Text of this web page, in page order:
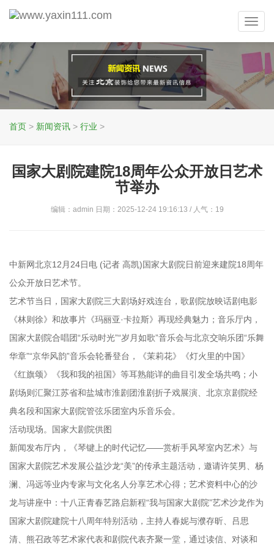
首页 > 新闻资讯 > 行业 >
国家大剧院建院18周年公众开放日艺术
节举办
编辑：admin 日期：2025-12-24 19:16:13 / 人气： 19
中新网北京12月24日电 (记者 高凯)国家大剧院日前迎来建院18周年
公众开放日艺术节。
艺术节当日，国家大剧院三大剧场好戏连台，歌剧院放映话剧电影
《林则徐》和故事片《玛丽亚·卡拉斯》再现经典魅力；音乐厅内，
国家大剧院合唱团“乐动时光”“岁月如歌”音乐会与北京交响乐团“乐舞
华章”“京华风韵”音乐会轮番登台，《茉莉花》《灯火里的中国》
《红旗颂》《我和我的祖国》等耳熟能详的曲目引发全场共鸣；小
剧场则汇聚江苏省和盐城市淮剧团淮剧折子戏展演、北京京剧院经
典名段和国家大剧院管弦乐团室内乐音乐会。
活动现场。国家大剧院供图
新闻发布厅内，《琴键上的时代记忆——赏析手风琴室内艺术》与
国家大剧院艺术发展公益沙龙“美”的传承主题活动，邀请许笑男、杨
澜、冯远等业内专家与文化名人分享艺术心得；艺术资料中心的沙
龙与讲座中：十八正青春艺路启新程“我与国家大剧院”艺术沙龙作为
国家大剧院建院十八周年特别活动，主持人春妮与濮存昕、吕思
清、熊召政等艺术家代表和剧院代表齐聚一堂，通过读信、对谈和